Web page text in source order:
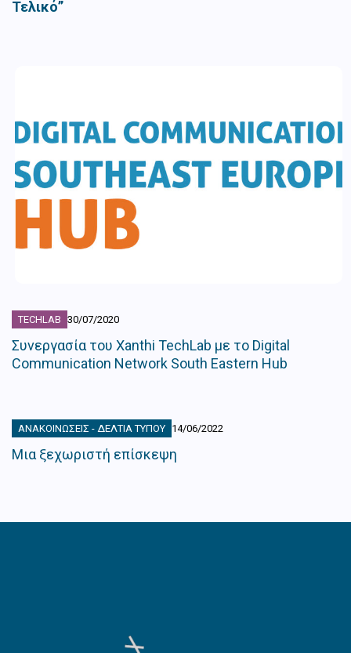
Τελικό”
TECHLAB 30/07/2020
Συνεργασία του Xanthi TechLab με το Digital
Communication Network South Eastern Hub
ΑΝΑΚΟΙΝΏΣΕΙΣ - ΔΕΛΤΊΑ ΤΎΠΟΥ 14/06/2022
Μια ξεχωριστή επίσκεψη